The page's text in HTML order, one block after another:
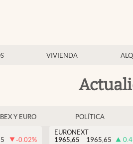
VIVIENDA
IBEX Y EURO POLÍTICA
-0.02%
EURONEXT
1965,65
1965,65